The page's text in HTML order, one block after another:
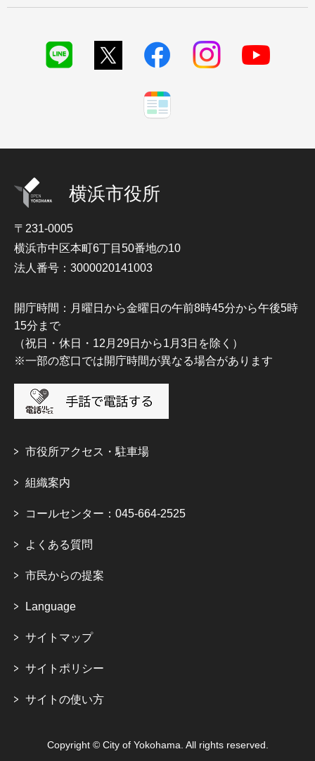
横浜市役所
〒231-0005
横浜市中区本町6丁目50番地の10
法人番号：3000020141003
開庁時間：月曜日から金曜日の午前8時45分から午後5時
15分まで
（祝日・休日・12月29日から1月3日を除く）
※一部の窓口では開庁時間が異なる場合があります
市役所アクセス・駐車場
組織案内
コールセンター：045-664-2525
よくある質問
市民からの提案
Language
サイトマップ
サイトポリシー
サイトの使い方
Copyright © City of Yokohama. All rights reserved.